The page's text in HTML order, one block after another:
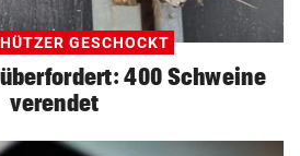
GESCHOCKT
400 Schweine
verendet